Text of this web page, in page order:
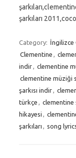
şarkıları
Category: İngilizce
Clementine
indir
clementine
clementine müziği
şarkısı indir
türkçe
clementine
hikayesi
şarkıları
song